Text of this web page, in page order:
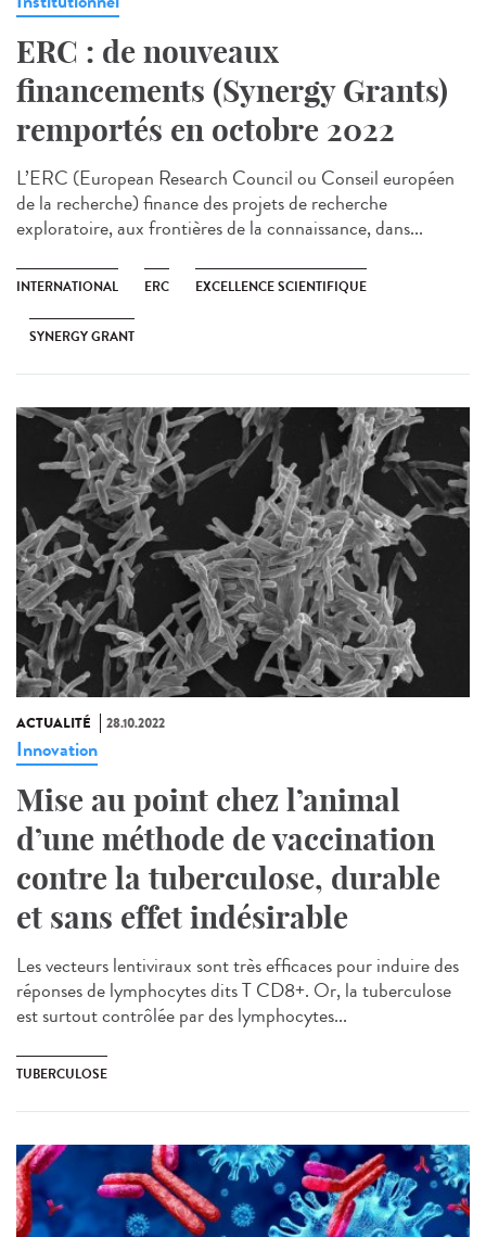
ERC : de nouveaux
financements (Synergy Grants)
remportés en octobre 2022
L’ERC (European Research Council ou Conseil européen
de la recherche) finance des projets de recherche
exploratoire, aux frontières de la connaissance, dans...
INTERNATIONAL ERC EXCELLENCE SCIENTIFIQUE
SYNERGY GRANT
ACTUALITÉ 28.10.2022
Innovation
Mise au point chez l’animal
d’une méthode de vaccination
contre la tuberculose, durable
et sans effet indésirable
Les vecteurs lentiviraux sont très efficaces pour induire des
réponses de lymphocytes dits T CD8+. Or, la tuberculose
est surtout contrôlée par des lymphocytes...
TUBERCULOSE